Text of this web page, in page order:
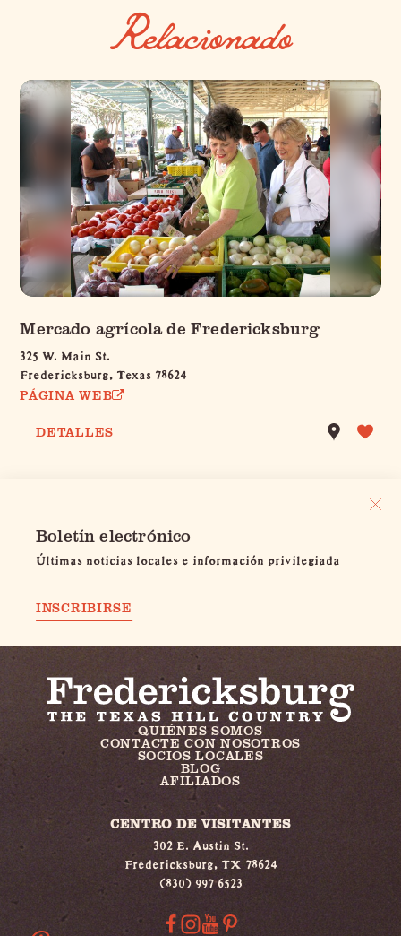
Relacionado
Mercado agrícola de Fredericksburg
325 W. Main St.
Fredericksburg, Texas 78624
PÁGINA WEB
DETALLES
Boletín electrónico
Últimas noticias locales e información privilegiada
INSCRIBIRSE
QUIÉNES SOMOS
CONTACTE CON NOSOTROS
SOCIOS LOCALES
BLOG
AFILIADOS
CENTRO DE VISITANTES
302 E. Austin St.
Fredericksburg, TX 78624
(830) 997 6523